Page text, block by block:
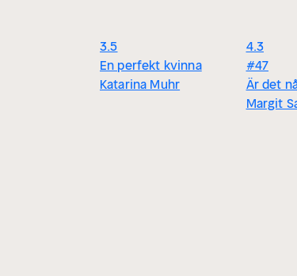
3.5
En perfekt kvinna
Katarina Muhr
4.3
#47
Är det
Margit